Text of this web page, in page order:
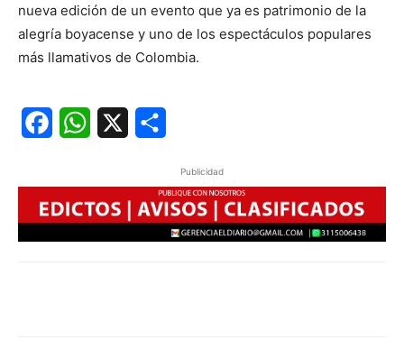
nueva edición de un evento que ya es patrimonio de la
alegría boyacense y uno de los espectáculos populares
más llamativos de Colombia.
FacebookWhatsApp
Publicidad